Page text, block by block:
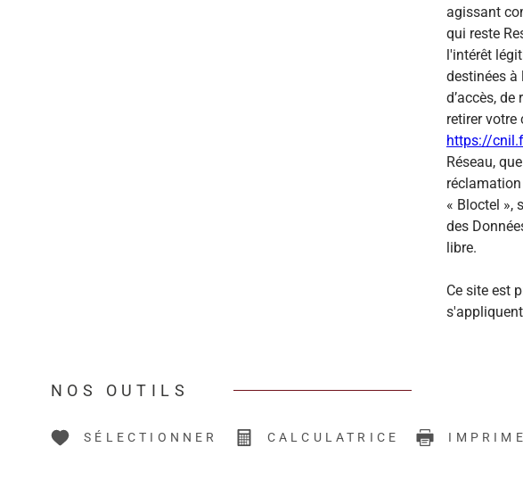
agissant
qui reste
l'intérêt
destinées à
d’accès,
retirer votre
https://
Réseau,
« Bloctel »,
des
libre.
Ce site est
NOS OUTILS
SÉLECTIONNER CALCULATRICE